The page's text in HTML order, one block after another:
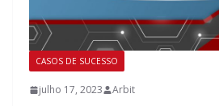
CASOS DE SUCESSO
julho 17, 2023 Arbit